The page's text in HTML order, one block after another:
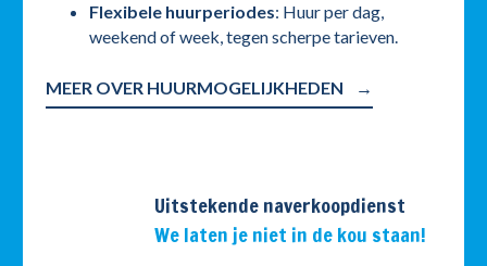
Flexibele huurperiodes: Huur per dag,
weekend of week, tegen scherpe tarieven.
MEER OVER HUURMOGELIJKHEDEN
Uitstekende naverkoopdienst
We laten je niet in de kou staan!